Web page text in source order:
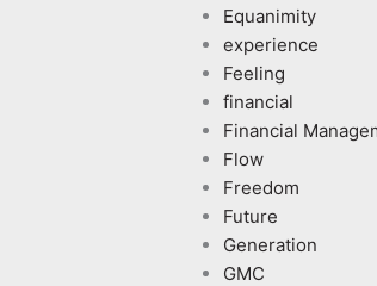
Equanimity
experience
Feeling
financial
Financial
Flow
Freedom
Future
Generation
GMC